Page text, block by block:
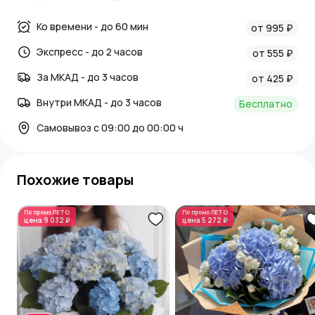
Ко времени - до 60 мин
от 995 ₽
Экспресс - до 2 часов
от 555 ₽
За МКАД - до 3 часов
от 425 ₽
Внутри МКАД - до 3 часов
Бесплатно
Самовывоз с 09:00 до 00:00 ч
Похожие товары
По промоЛЕТО
цена 9 032 ₽
По промоЛЕТО
цена 5 272 ₽